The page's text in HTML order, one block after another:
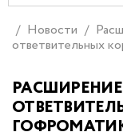
Новости
ответвительных